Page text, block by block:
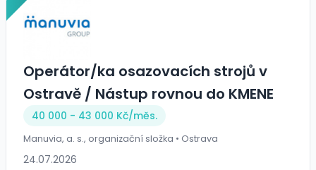
Operátor/ka osazovacích strojů v
Ostravě / Nástup rovnou do KMENE
40 000 - 43 000 Kč/měs.
Manuvia, a. s., organizační složka • Ostrava
24.07.2026